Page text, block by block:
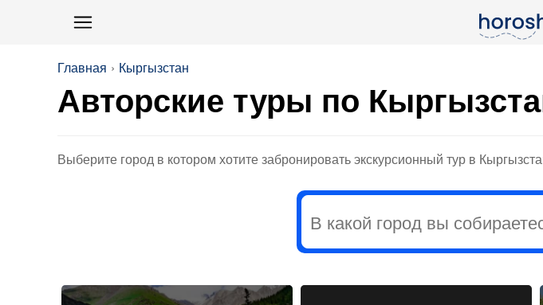
Главная Кыргызстан
Авторские туры по
Выберите город в котором хотите забронировать экскурсионный тур в